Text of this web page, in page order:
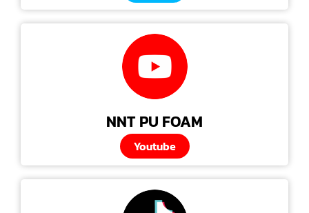
NNT PU FOAM
Youtube